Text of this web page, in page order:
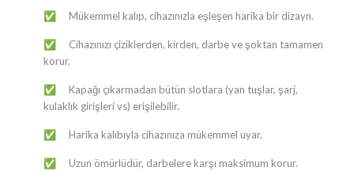
✅ Mükemmel kalıp, cihazınızla eşleşen harika bir dizayn.
✅ Cihazınızı çiziklerden, kirden, darbe ve şoktan tamamen
korur.
✅ Kapağı çıkarmadan bütün slotlara (yan tuşlar, şarj,
kulaklık girişleri vs) erişilebilir.
✅ Harika kalıbıyla cihazınıza mükemmel uyar.
✅ Uzun ömürlüdür, darbelere karşı maksimum korur.